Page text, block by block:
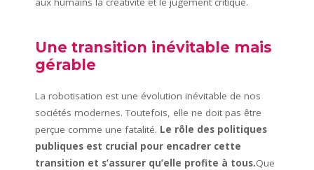
Une transition inévitable mais
gérable
La robotisation est une évolution inévitable de nos
sociétés modernes. Toutefois, elle ne doit pas être
perçue comme une fatalité. Le rôle des politiques
publiques est crucial pour encadrer cette
transition et s’assurer qu’elle profite à tous.Que